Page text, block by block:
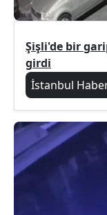
Şişli'de bir
girdi
İstanbul